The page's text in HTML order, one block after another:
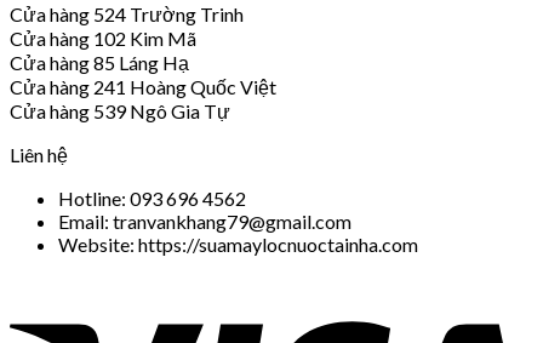
Cửa hàng 524 Trường Trinh
Cửa hàng 102 Kim Mã
Cửa hàng 85 Láng Hạ
Cửa hàng 241 Hoàng Quốc Việt
Cửa hàng 539 Ngô Gia Tự
Liên hệ
Hotline: 093 696 4562
Email: tranvankhang79@gmail.com
Website: https://suamaylocnuoctainha.com